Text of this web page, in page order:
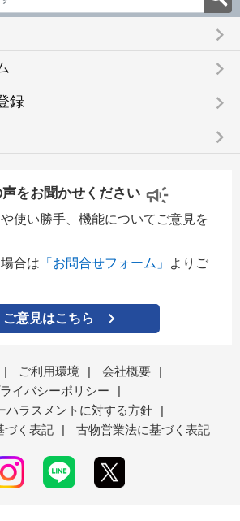
keyboard_arrow_right
keyboard_arrow_right
録 keyboard_arrow_right
keyboard_arrow_right
をお聞かせください
使い勝手、機能についてご意見を
合は 「お問合せフォーム」
よりご
ご意見はこちら
| ご利用環境 | 会社概要
|
イバシーポリシー
|
ハラスメントに対する方針
|
づく表記
| 古物営業法に基づく表記